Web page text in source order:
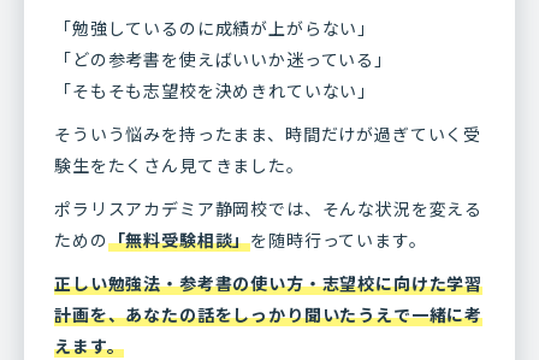
「勉強しているのに成績が上がらない」
「どの参考書を使えばいいか迷っている」
「そもそも志望校を決めきれていない」
そういう悩みを持ったまま、時間だけが過ぎていく受
験生をたくさん見てきました。
ポラリスアカデミア静岡校では、そんな状況を変える
ための「無料受験相談」を随時行っています。
正しい勉強法・参考書の使い方・志望校に向けた学習
計画を、あなたの話をしっかり聞いたうえで一緒に考
えます。